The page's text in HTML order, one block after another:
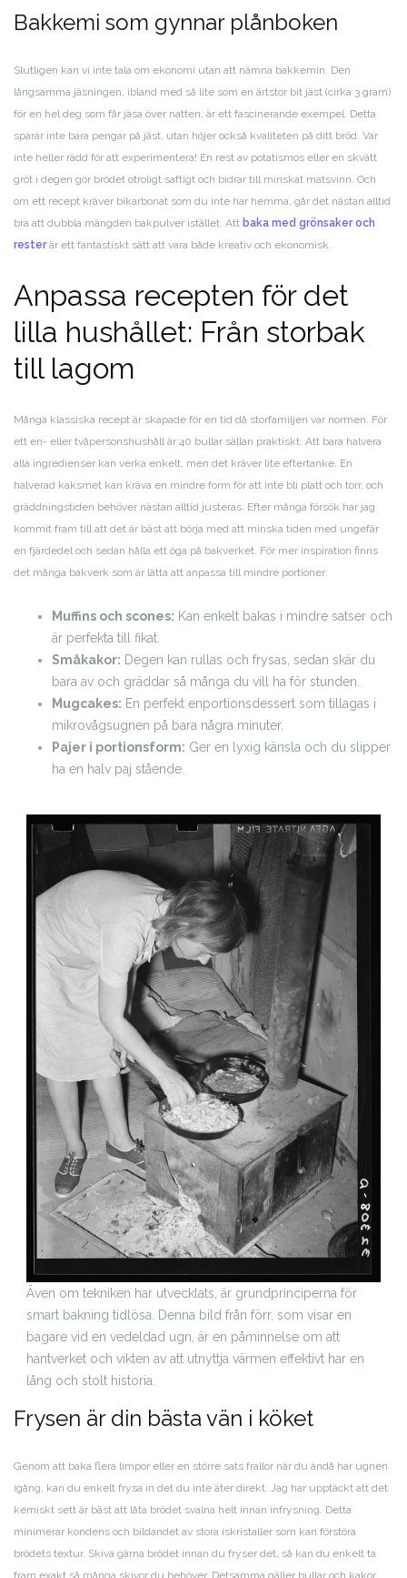
Bakkemi som gynnar plånboken
Slutligen kan vi inte tala om ekonomi utan att nämna bakkemin. Den
långsamma jäsningen, ibland med så lite som en ärtstor bit jäst (cirka 3 gram)
för en hel deg som får jäsa över natten, är ett fascinerande exempel. Detta
sparar inte bara pengar på jäst, utan höjer också kvaliteten på ditt bröd. Var
inte heller rädd för att experimentera! En rest av potatismos eller en skvätt
gröt i degen gör brödet otroligt saftigt och bidrar till minskat matsvinn. Och
om ett recept kräver bikarbonat som du inte har hemma, går det nästan alltid
bra att dubbla mängden bakpulver istället. Att baka med grönsaker och
resterär ett fantastiskt sätt att vara både kreativ och ekonomisk.
Anpassa recepten för det
lilla hushållet: Från storbak
till lagom
Många klassiska recept är skapade för en tid då storfamiljen var normen. För
ett en- eller tvåpersonshushåll är 40 bullar sällan praktiskt. Att bara halvera
alla ingredienser kan verka enkelt, men det kräver lite eftertanke. En
halverad kaksmet kan kräva en mindre form för att inte bli platt och torr, och
gräddningstiden behöver nästan alltid justeras. Efter många försök har jag
kommit fram till att det är bäst att börja med att minska tiden med ungefär
en fjärdedel och sedan hålla ett öga på bakverket. För mer inspiration finns
det många bakverk som är lätta att anpassa till mindre portioner:
Muffins och scones: Kan enkelt bakas i mindre satser och
är perfekta till fikat.
Småkakor: Degen kan rullas och frysas, sedan skär du
bara av och gräddar så många du vill ha för stunden.
Mugcakes: En perfekt enportionsdessert som tillagas i
mikrovågsugnen på bara några minuter.
Pajer i portionsform: Ger en lyxig känsla och du slipper
ha en halv paj stående.
Även om tekniken har utvecklats, är grundprinciperna för
smart bakning tidlösa. Denna bild från förr, som visar en
bagare vid en vedeldad ugn, är en påminnelse om att
hantverket och vikten av att utnyttja värmen effektivt har en
lång och stolt historia.
Frysen är din bästa vän i köket
Genom att baka flera limpor eller en större sats frallor när du ändå har ugnen
igång, kan du enkelt frysa in det du inte äter direkt. Jag har upptäckt att det
kemiskt sett är bäst att låta brödet svalna helt innan infrysning. Detta
minimerar kondens och bildandet av stora iskristaller som kan förstöra
brödets textur. Skiva gärna brödet innan du fryser det, så kan du enkelt ta